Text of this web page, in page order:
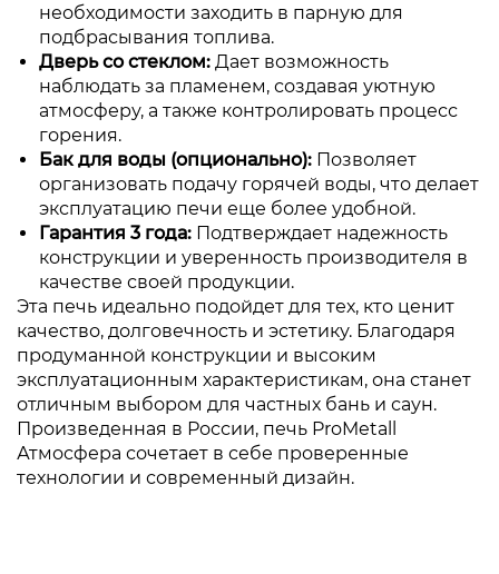
необходимости заходить в парную для
подбрасывания топлива.
Дверь со стеклом: Дает возможность
наблюдать за пламенем, создавая уютную
атмосферу, а также контролировать процесс
горения.
Бак для воды (опционально): Позволяет
организовать подачу горячей воды, что делает
эксплуатацию печи еще более удобной.
Гарантия 3 года: Подтверждает надежность
конструкции и уверенность производителя в
качестве своей продукции.
Эта печь идеально подойдет для тех, кто ценит
качество, долговечность и эстетику. Благодаря
продуманной конструкции и высоким
эксплуатационным характеристикам, она станет
отличным выбором для частных бань и саун.
Произведенная в России, печь ProMetall
Атмосфера сочетает в себе проверенные
технологии и современный дизайн.